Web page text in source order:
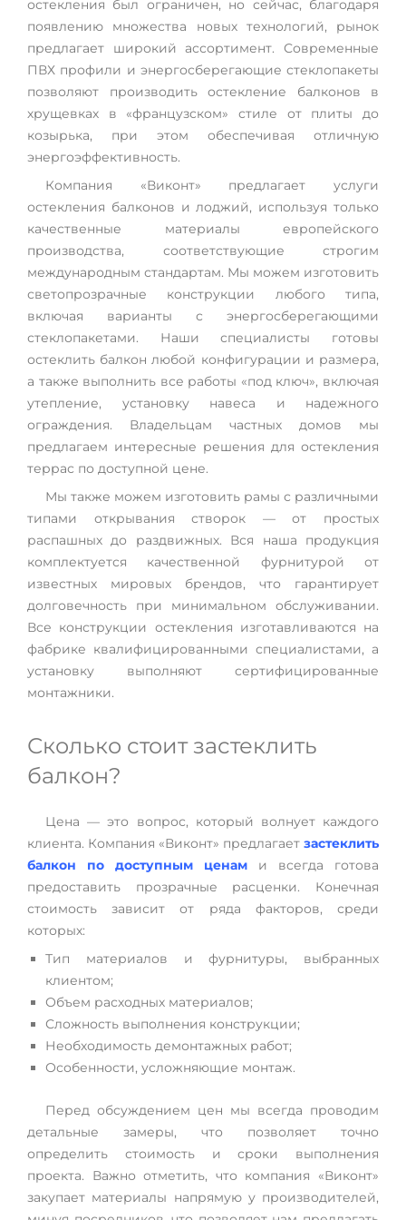
остекления был ограничен, но сейчас, благодаря
появлению множества новых технологий, рынок
предлагает широкий ассортимент. Современные
ПВХ профили и энергосберегающие стеклопакеты
позволяют производить остекление балконов в
хрущевках в «французском» стиле от плиты до
козырька, при этом обеспечивая отличную
энергоэффективность.
Компания «Виконт» предлагает услуги
остекления балконов и лоджий, используя только
качественные материалы европейского
производства, соответствующие строгим
международным стандартам. Мы можем изготовить
светопрозрачные конструкции любого типа,
включая варианты с энергосберегающими
стеклопакетами. Наши специалисты готовы
остеклить балкон любой конфигурации и размера,
а также выполнить все работы «под ключ», включая
утепление, установку навеса и надежного
ограждения. Владельцам частных домов мы
предлагаем интересные решения для остекления
террас по доступной цене.
Мы также можем изготовить рамы с различными
типами открывания створок — от простых
распашных до раздвижных. Вся наша продукция
комплектуется качественной фурнитурой от
известных мировых брендов, что гарантирует
долговечность при минимальном обслуживании.
Все конструкции остекления изготавливаются на
фабрике квалифицированными специалистами, а
установку выполняют сертифицированные
монтажники.
Сколько стоит застеклить
балкон?
Цена — это вопрос, который волнует каждого
клиента. Компания «Виконт» предлагает застеклить
балкон по доступным ценам и всегда готова
предоставить прозрачные расценки. Конечная
стоимость зависит от ряда факторов, среди
которых:
Тип материалов и фурнитуры, выбранных
клиентом;
Объем расходных материалов;
Сложность выполнения конструкции;
Необходимость демонтажных работ;
Особенности, усложняющие монтаж.
Перед обсуждением цен мы всегда проводим
детальные замеры, что позволяет точно
определить стоимость и сроки выполнения
проекта. Важно отметить, что компания «Виконт»
закупает материалы напрямую у производителей,